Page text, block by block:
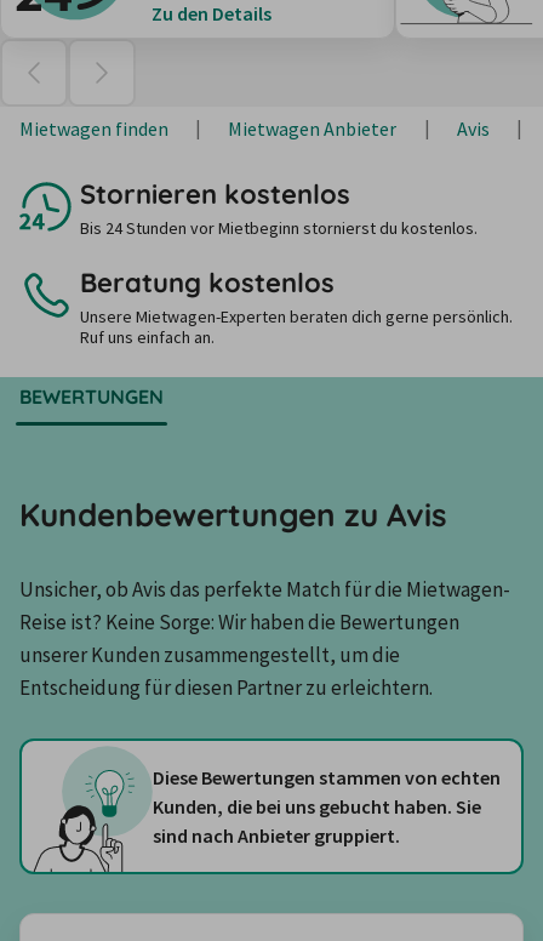
Zu den Details
Mietwagen finden Mietwagen Anbieter Avis
Stornieren kostenlos
Bis 24 Stunden vor Mietbeginn stornierst du kostenlos.
Beratung kostenlos
Unsere Mietwagen-Experten beraten dich gerne persönlich.
Ruf uns einfach an.
BEWERTUNGEN
Kundenbewertungen zu Avis
Unsicher, ob Avis das perfekte Match für die Mietwagen-
Reise ist? Keine Sorge: Wir haben die Bewertungen
unserer Kunden zusammengestellt, um die
Entscheidung für diesen Partner zu erleichtern.
Diese Bewertungen stammen von echten
Kunden, die bei uns gebucht haben. Sie
sind nach Anbieter gruppiert.